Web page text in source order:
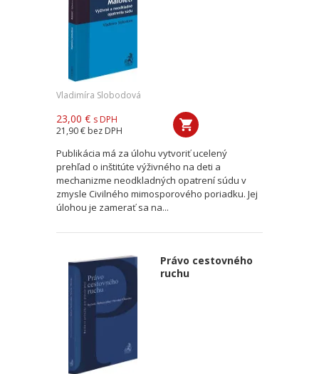
Vladimíra Slobodová
23,00 € s DPH
21,90 € bez DPH
Publikácia má za úlohu vytvoriť ucelený
prehľad o inštitúte výživného na deti a
mechanizme neodkladných opatrení súdu v
zmysle Civilného mimosporového poriadku. Jej
úlohou je zamerať sa na...
Právo cestovného
ruchu